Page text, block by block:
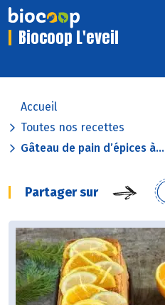
Biocoop L'eveil
Accueil
Toutes nos recettes
Gâteau de pain d’épices à...
Partager sur